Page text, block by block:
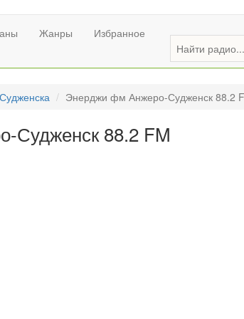
Жанры Избранное
Энерджи фм Анжеро-Судженск 88.2
Судженск 88.2 FM